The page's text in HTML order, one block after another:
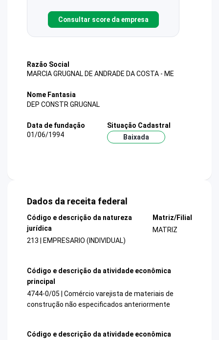
Consultar score da empresa
Razão Social
MARCIA GRUGNAL DE ANDRADE DA COSTA - ME
Nome Fantasia
DEP CONSTR GRUGNAL
Data de fundação
01/06/1994
Situação Cadastral
Baixada
Dados da receita federal
Código e descrição da natureza
jurídica
213 | EMPRESARIO (INDIVIDUAL)
Matriz/Filial
MATRIZ
Código e descrição da atividade econômica
principal
4744-0/05 | Comércio varejista de materiais de
construção não especificados anteriormente
Código e descrição da atividade econômica